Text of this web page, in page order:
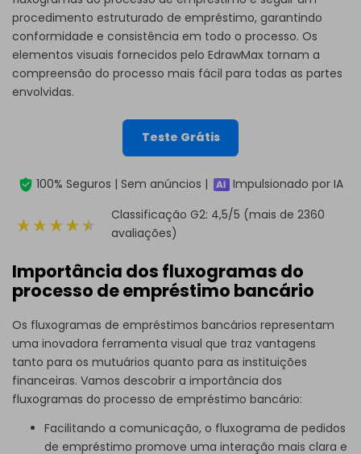
procedimento estruturado de empréstimo, garantindo
conformidade e consistência em todo o processo. Os
elementos visuais fornecidos pelo EdrawMax tornam a
compreensão do processo mais fácil para todas as partes
envolvidas.
Teste Grátis
100% Seguros | Sem anúncios |
Impulsionado por IA
Classificação G2: 4,5/5 (mais de 2360
avaliações)
Importância dos fluxogramas do
processo de empréstimo bancário
Os fluxogramas de empréstimos bancários representam
uma inovadora ferramenta visual que traz vantagens
tanto para os mutuários quanto para as instituições
financeiras. Vamos descobrir a importância dos
fluxogramas do processo de empréstimo bancário:
Facilitando a comunicação, o fluxograma de pedidos
de empréstimo promove uma interação mais clara e